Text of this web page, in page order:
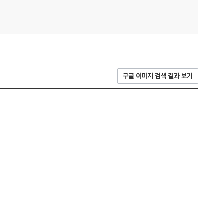
구글 이미지 검색 결과 보기